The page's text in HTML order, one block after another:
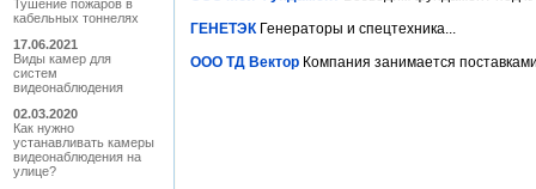
Тушение пожаров в
кабельных тоннелях
17.06.2021
Виды камер для
систем
видеонаблюдения
02.03.2020
Как нужно
устанавливать камеры
видеонаблюдения на
улице?
ГЕНЕТЭКГенераторы и спецтехника...
ООО ТД Вектор Компания занимается